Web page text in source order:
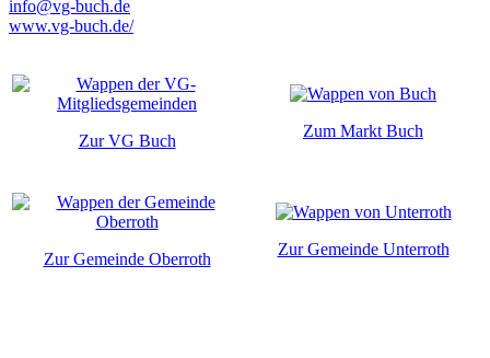
info@vg-buch.de
www.vg-buch.de/
Zur VG Buch
Zum Markt Buch
Zur Gemeinde Oberroth
Zur Gemeinde Unterroth